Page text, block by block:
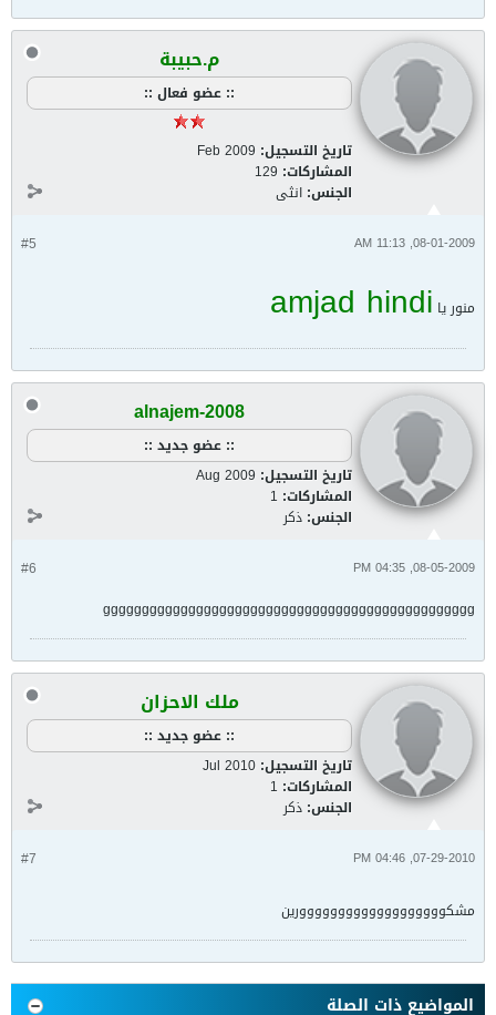
م.حبيبة
:: عضو فعال ::
تاريخ التسجيل: Feb 2009
المشاركات: 129
الجنس: انثى
#5 08-01-2009, 11:13 AM
منور يا amjad hindi
alnajem-2008
:: عضو جديد ::
تاريخ التسجيل: Aug 2009
المشاركات: 1
الجنس: ذكر
#6 08-05-2009, 04:35 PM
gggggggggggggggggggggggggggggggggggggggggggggggg
ملك الاحزان
:: عضو جديد ::
تاريخ التسجيل: Jul 2010
المشاركات: 1
الجنس: ذكر
#7 07-29-2010, 04:46 PM
مشكووووووووووووووووووورين
المواضيع ذات الصلة